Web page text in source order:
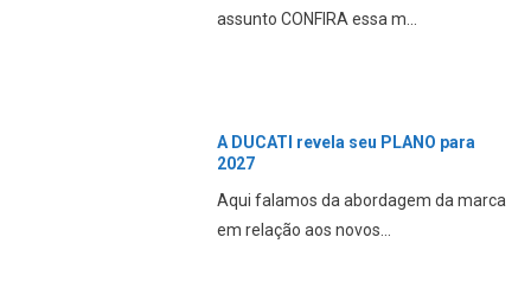
assunto CONFIRA essa m...
A DUCATI revela seu PLANO para
2027
Aqui falamos da abordagem da marca
em relação aos novos...